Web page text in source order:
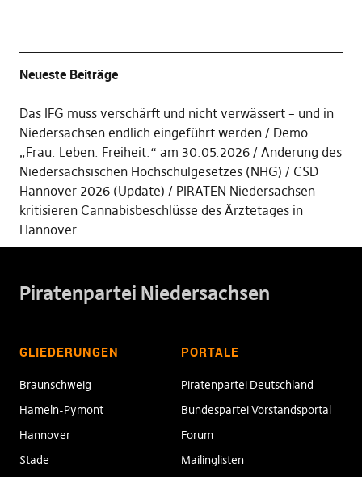
Neueste Beiträge
Das IFG muss verschärft und nicht verwässert – und in
Niedersachsen endlich eingeführt werden
Demo
„Frau. Leben. Freiheit.“ am 30.05.2026
Änderung des
Niedersächsischen Hochschulgesetzes (NHG)
CSD
Hannover 2026 (Update)
PIRATEN Niedersachsen
kritisieren Cannabisbeschlüsse des Ärztetages in
Hannover
Piratenpartei Niedersachsen
GLIEDERUNGEN
Braunschweig
Hameln-Pymont
Hannover
Stade
PORTALE
Piratenpartei Deutschland
Bundespartei Vorstandsportal
Forum
Mailinglisten